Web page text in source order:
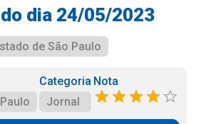
dia 24/05/2023
de São Paulo
Categoria
Jornal
Nota